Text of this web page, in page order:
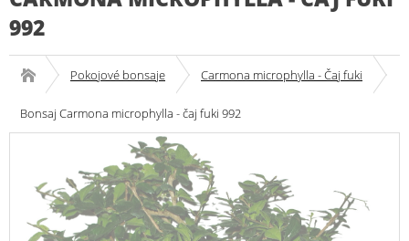
992
Pokojové bonsaje Carmona microphylla - Čaj fuki
Bonsaj Carmona microphylla - čaj fuki 992